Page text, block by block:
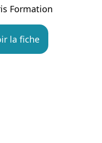
Formation
la fiche